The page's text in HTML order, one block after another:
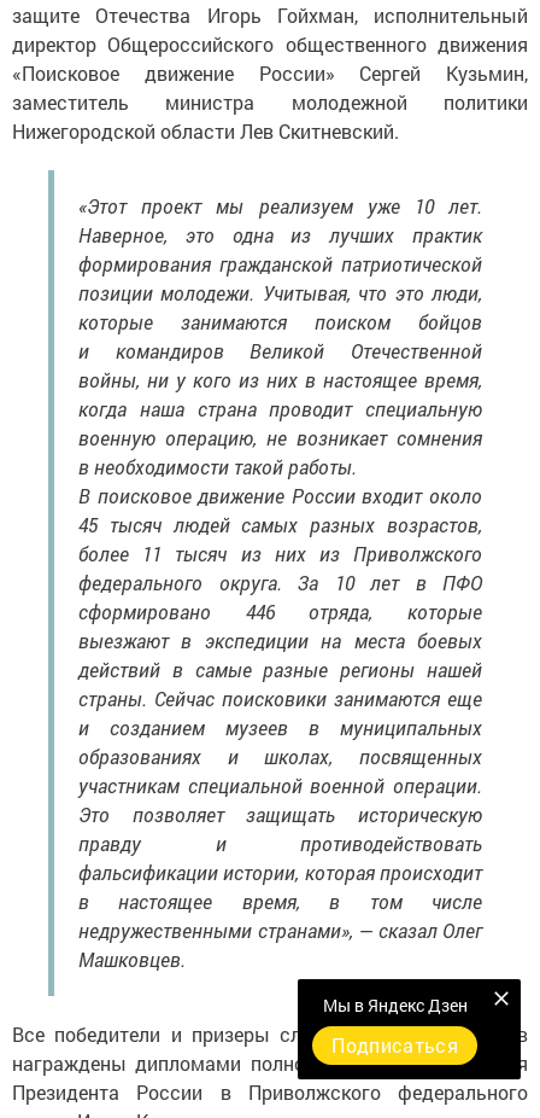
защите Отечества Игорь Гойхман, исполнительный
директор Общероссийского общественного движения
«Поисковое движение России» Сергей Кузьмин,
заместитель министра молодежной политики
Нижегородской области Лев Скитневский.
«Этот проект мы реализуем уже 10 лет.
Наверное, это одна из лучших практик
формирования гражданской патриотической
позиции молодежи. Учитывая, что это люди,
которые занимаются поиском бойцов
и командиров Великой Отечественной
войны, ни у кого из них в настоящее время,
когда наша страна проводит специальную
военную операцию, не возникает сомнения
в необходимости такой работы.
В поисковое движение России входит около
45 тысяч людей самых разных возрастов,
более 11 тысяч из них из Приволжского
федерального округа. За 10 лет в ПФО
сформировано 446 отряда, которые
выезжают в экспедиции на места боевых
действий в самые разные регионы нашей
страны. Сейчас поисковики занимаются еще
и созданием музеев в муниципальных
образованиях и школах, посвященных
участникам специальной военной операции.
Это позволяет защищать историческую
правду и противодействовать
фальсификации истории, которая происходит
в настоящее время, в том числе
недружественными странами», — сказал Олег
Машковцев.
Все победители и призеры слёта поисковых отрядов
награждены дипломами полномочного представителя
Президента России в Приволжского федерального
Мы в Яндекс Дзен
Подписаться